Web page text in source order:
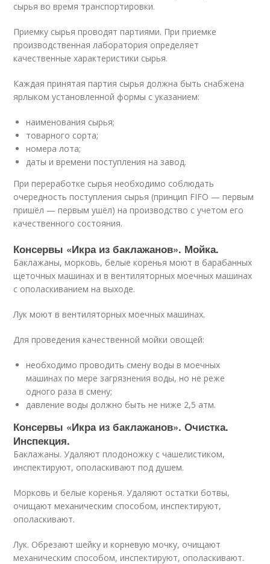
сырья во время транспортировки.
Приемку сырья проводят партиями. При приемке
производственная лаборатория определяет
качественные характеристики сырья.
Каждая принятая партия сырья должна быть снабжена
ярлыком установленной формы с указанием:
наименования сырья;
товарного сорта;
номера лота;
даты и времени поступления на завод.
При переработке сырья необходимо соблюдать
очередность поступления сырья (принцип FIFO — первым
пришёл — первым ушёл) на производство с учетом его
качественного состояния.
Консервы «Икра из баклажанов». Мойка.
Баклажаны, морковь, белые коренья моют в барабанных
щеточных машинах и в вентиляторных моечных машинах
с ополаскиванием на выходе.
Лук моют в вентиляторных моечных машинах.
Для проведения качественной мойки овощей:
необходимо проводить смену воды в моечных
машинах по мере загрязнения воды, но не реже
одного раза в смену;
давление воды должно быть не ниже 2,5 атм.
Консервы «Икра из баклажанов». Очистка.
Инспекция.
Баклажаны. Удаляют плодоножку с чашелистиком,
инспектируют, ополаскивают под душем.
Морковь и белые коренья. Удаляют остатки ботвы,
очищают механическим способом, инспектируют,
ополаскивают.
Лук. Обрезают шейку и корневую мочку, очищают
механическим способом, инспектируют, ополаскивают.